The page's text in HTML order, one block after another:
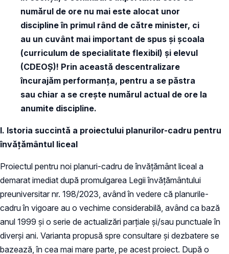
numărul de ore nu mai este alocat unor
discipline în primul rând de către minister, ci
au un cuvânt mai important de spus și școala
(curriculum de specialitate flexibil) și elevul
(CDEOȘ)! Prin această descentralizare
încurajăm performanța, pentru a se păstra
sau chiar a se crește numărul actual de ore la
anumite discipline.
I. Istoria succintă a proiectului planurilor-cadru pentru
învățământul liceal
Proiectul pentru noi planuri-cadru de învățământ liceal a
demarat imediat după promulgarea Legii învățământului
preuniversitar nr. 198/2023, având în vedere că planurile-
cadru în vigoare au o vechime considerabilă, având ca bază
anul 1999 și o serie de actualizări parțiale și/sau punctuale în
diverși ani. Varianta propusă spre consultare și dezbatere se
bazează, în cea mai mare parte, pe acest proiect. După o